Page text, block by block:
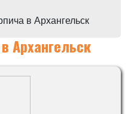
в Архангельск
Архангельск